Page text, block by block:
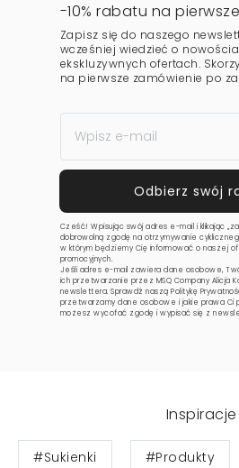
-10% rabatu na
Zapisz się do naszego
wcześniej wiedzieć o
ekskluzywnych ofertach.
na pierwsze zamówienie po
Cześć! Wpisując swój adres e-mail i klikając
dobrowolną zgodę na otrzymywanie
w którym będziemy Cię informować o naszej
promocyjnych.
Jeśli adres e-mail zawiera dane osobowe,
ich przetwarzanie przez MSQ Company Alicja
newslettera. Sprawdź naszą Politykę
przetwarzamy dane osobowe i jakie prawa Ci
możesz wycofać zgodę i wypisać się z
Inspiracje
#Sukienki #Produkty